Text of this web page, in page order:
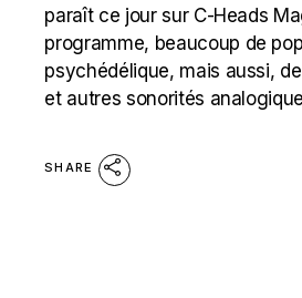
paraît ce jour sur C-Heads
programme, beaucoup de
psychédélique, mais aussi,
et autres sonorités
SHARE